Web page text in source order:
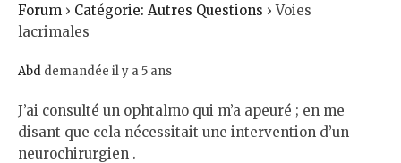
Forum › Catégorie: Autres Questions ›Voies
lacrimales
Abd demandée il y a 5 ans
J’ai consulté un ophtalmo qui m’a apeuré ; en me
disant que cela nécessitait une intervention d’un
neurochirurgien .